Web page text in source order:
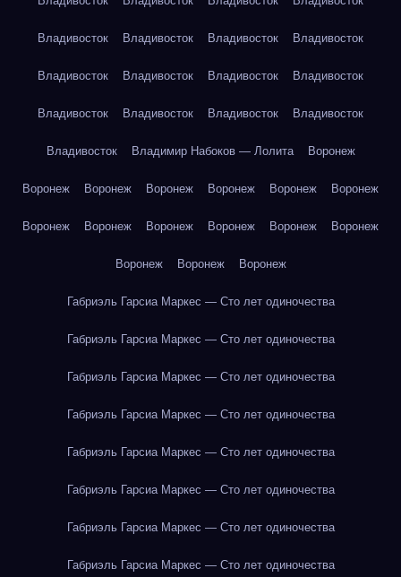
Владивосток Владивосток Владивосток Владивосток
Владивосток Владивосток Владивосток Владивосток
Владивосток Владивосток Владивосток Владивосток
Владивосток Владимир Набоков — Лолита Воронеж
Воронеж Воронеж Воронеж Воронеж Воронеж Воронеж
Воронеж Воронеж Воронеж Воронеж Воронеж Воронеж
Воронеж Воронеж Воронеж
Габриэль Гарсиа Маркес — Сто лет одиночества
Габриэль Гарсиа Маркес — Сто лет одиночества
Габриэль Гарсиа Маркес — Сто лет одиночества
Габриэль Гарсиа Маркес — Сто лет одиночества
Габриэль Гарсиа Маркес — Сто лет одиночества
Габриэль Гарсиа Маркес — Сто лет одиночества
Габриэль Гарсиа Маркес — Сто лет одиночества
Габриэль Гарсиа Маркес — Сто лет одиночества